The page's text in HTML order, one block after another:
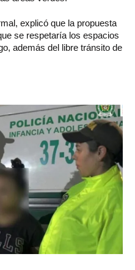
explicó que la propuesta
se respetaría los espacios
además del libre tránsito de